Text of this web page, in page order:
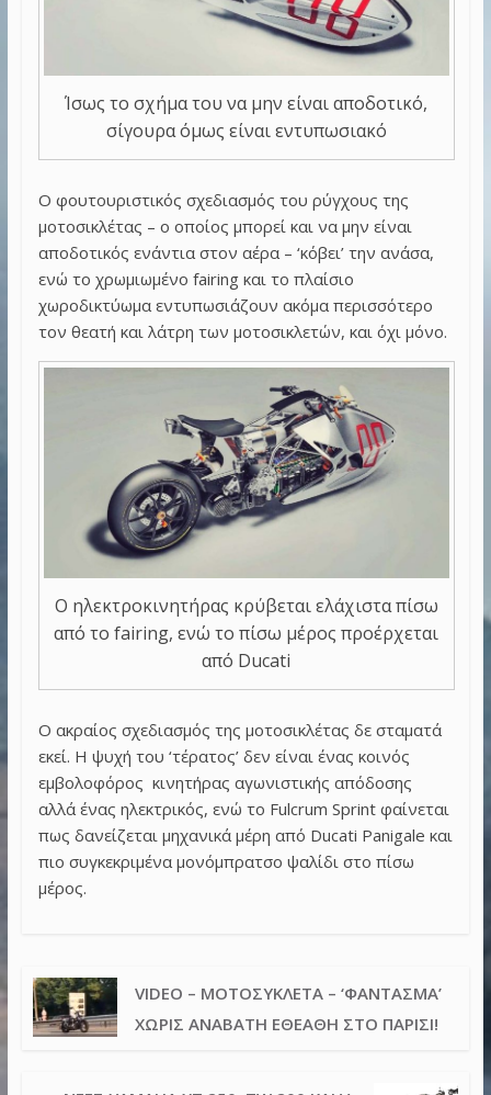
Ίσως το σχήμα του να μην είναι αποδοτικό,
σίγουρα όμως είναι εντυπωσιακό
Ο φουτουριστικός σχεδιασμός του ρύγχους της
μοτοσικλέτας – ο οποίος μπορεί και να μην είναι
αποδοτικός ενάντια στον αέρα – ‘κόβει’ την ανάσα,
ενώ το χρωμιωμένο fairing και το πλαίσιο
χωροδικτύωμα εντυπωσιάζουν ακόμα περισσότερο
τον θεατή και λάτρη των μοτοσικλετών, και όχι μόνο.
Ο ηλεκτροκινητήρας κρύβεται ελάχιστα πίσω
από το fairing, ενώ το πίσω μέρος προέρχεται
από Ducati
Ο ακραίος σχεδιασμός της μοτοσικλέτας δε σταματά
εκεί. Η ψυχή του ‘τέρατος’ δεν είναι ένας κοινός
εμβολοφόρος κινητήρας αγωνιστικής απόδοσης
αλλά ένας ηλεκτρικός, ενώ το Fulcrum Sprint φαίνεται
πως δανείζεται μηχανικά μέρη από Ducati Panigale και
πιο συγκεκριμένα μονόμπρατσο ψαλίδι στο πίσω
μέρος.
VIDEO – ΜΟΤΟΣΥΚΛΈΤΑ – ‘ΦΆΝΤΑΣΜΑ’
ΧΩΡΊΣ ΑΝΑΒΆΤΗ ΕΘΕΆΘΗ ΣΤΟ ΠΑΡΊΣΙ!